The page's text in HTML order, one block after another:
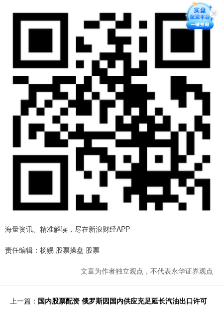
海量资讯、精准解读，尽在新浪财经APP
责任编辑：杨赐 股票操盘 股票
文章为作者独立观点，不代表永华证券观点
上一篇： 国内股票配资 俄罗斯因国内供应充足延长汽油出口许可